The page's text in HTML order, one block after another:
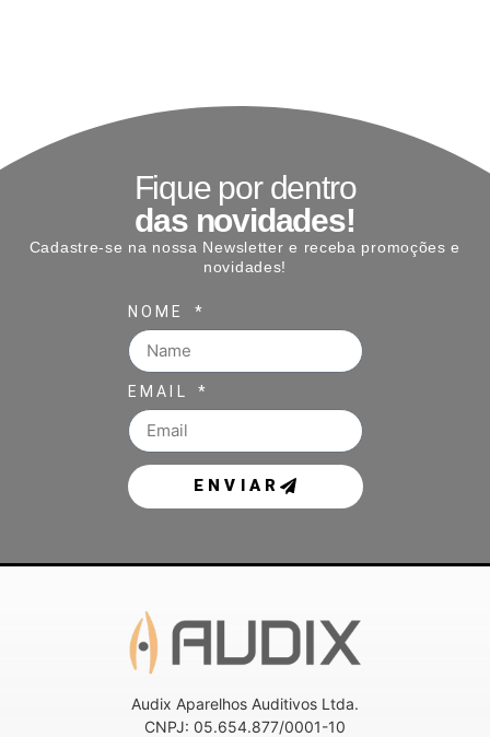
Fique por dentro
das novidades!
Cadastre-se na nossa Newsletter e receba promoções e
novidades!
NOME
EMAIL
ENVIAR
Audix Aparelhos Auditivos Ltda.
CNPJ: 05.654.877/0001-10